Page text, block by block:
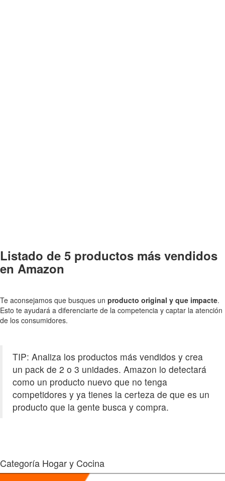
Listado de 5 productos más vendidos
en Amazon
Te aconsejamos que busques un producto original y que impacte.
Esto te ayudará a diferenciarte de la competencia y captar la atención
de los consumidores.
TIP: Analiza los productos más vendidos y crea
un pack de 2 o 3 unidades. Amazon lo detectará
como un producto nuevo que no tenga
competidores y ya tienes la certeza de que es un
producto que la gente busca y compra.
Categoría Hogar y Cocina